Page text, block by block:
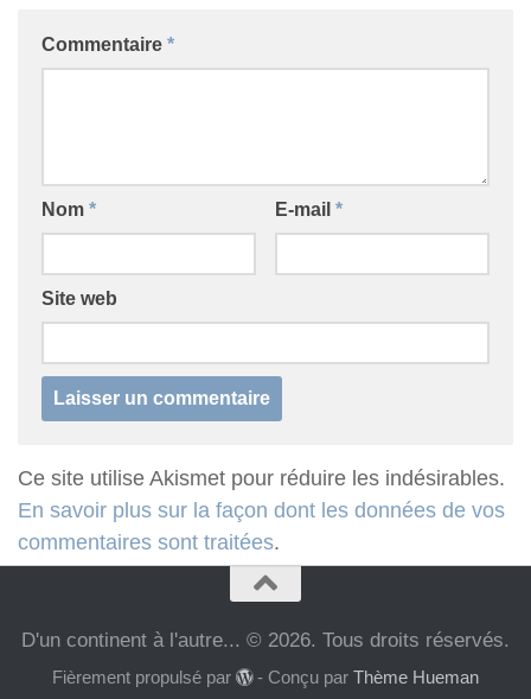
Commentaire *
Nom * E-mail *
Site web
Ce site utilise Akismet pour réduire les indésirables.
En savoir plus sur la façon dont les données de vos
commentaires sont traitées.
D'un continent à l'autre... © 2026. Tous droits réservés.
Fièrement propulsé par - Conçu parThème Hueman